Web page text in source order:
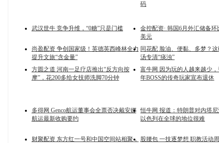
码
武汉世牛 竞争升维，“0糖”只是门槛
金控配资· 韩国6月外汇储备环
美元
尚盈配资 争创国家级！英德英西峰林全力
提升文旅“含金量”
同花配 脸油、便黏、多梦？
汤专清“痰浊”
方圆之道 河南一足疗店推出“反方向按
摩”，花200多给女技师洗脚70分钟
富牛网 因为玩的人越来越少
年BOSS的传奇玩家宣布退休
多得网 Genco航运董事会全票否决戴安娜
航运最新收购要约
恒牛网 报道：特朗普对内塔
以色列在全球的地位很难
财聚配资 东方红一号和中国空间站相聚，
股腰包 一技逐梦想 职教活动